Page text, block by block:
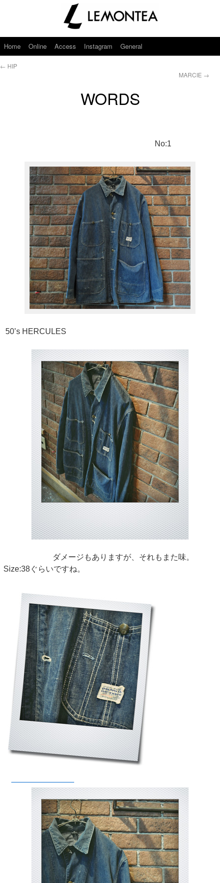
Home Online Access Instagram General
← HIP
MARCIE →
WORDS
No:1
50’s HERCULES
ダメージもありますが、それもまた味。
Size:38ぐらいですね。